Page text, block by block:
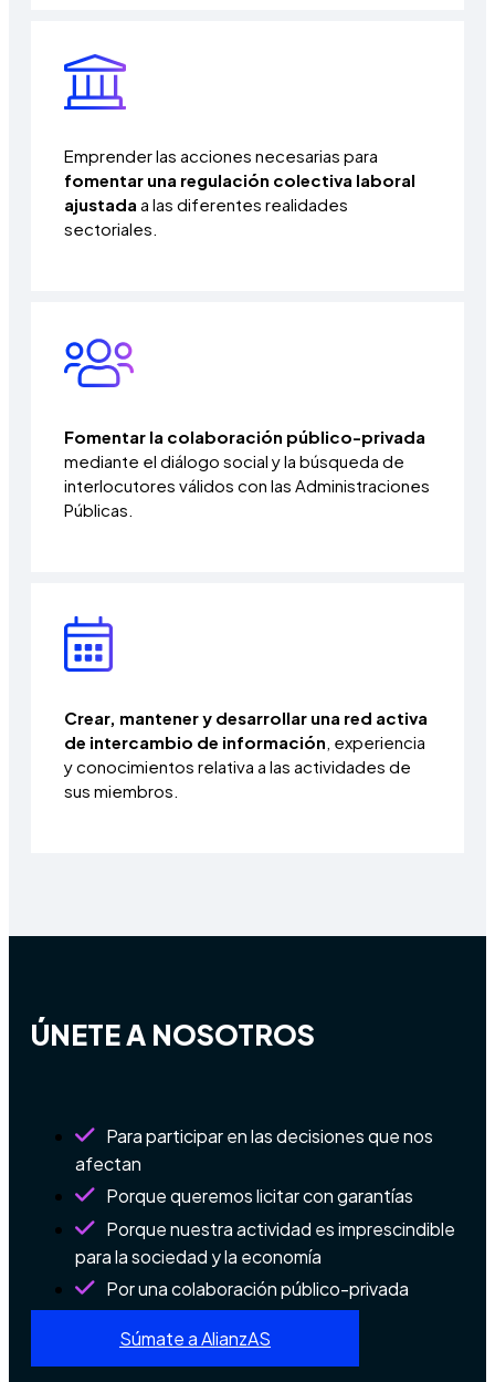
Emprender las acciones necesarias para
fomentar una regulación colectiva laboral
ajustada a las diferentes realidades
sectoriales.
Fomentar la colaboración público-privada
mediante el diálogo social y la búsqueda de
interlocutores válidos con las Administraciones
Públicas.
Crear, mantener y desarrollar una red activa
de intercambio de información, experiencia
y conocimientos relativa a las actividades de
sus miembros.
ÚNETE A NOSOTROS
Para participar en las decisiones que nos
afectan
Porque queremos licitar con garantías
Porque nuestra actividad es imprescindible
para la sociedad y la economía
Por una colaboración público-privada
Súmate a AlianzAS